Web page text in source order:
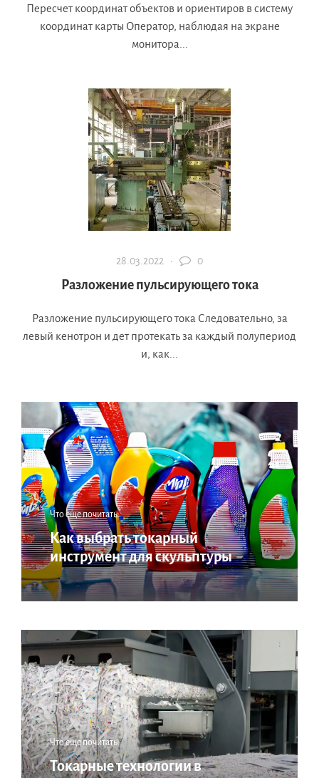
Пересчет координат объектов и ориентиров в систему
координат карты Оператор, наблюдая на экране
монитора...
28.03.2022 · 0
Разложение пульсирующего тока
Разложение пульсирующего тока Следовательно, за
левый кенотрон и дет протекать за каждый полупериод
и, как...
Что еще почитать:
Как выбрать токарный
инструмент для скульптуры
Что еще почитать:
Токарные технологии в